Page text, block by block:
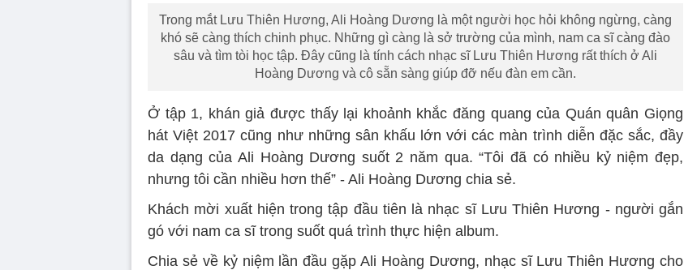
Trong mắt Lưu Thiên Hương, Ali Hoàng Dương là một người học hỏi không ngừng, càng
khó sẽ càng thích chinh phục. Những gì càng là sở trường của mình, nam ca sĩ càng đào
sâu và tìm tòi học tập. Đây cũng là tính cách nhạc sĩ Lưu Thiên Hương rất thích ở Ali
Hoàng Dương và cô sẵn sàng giúp đỡ nếu đàn em cần.
Ở tập 1, khán giả được thấy lại khoảnh khắc đăng quang của Quán quân Giọng
hát Việt 2017 cũng như những sân khấu lớn với các màn trình diễn đặc sắc, đầy
da dạng của Ali Hoàng Dương suốt 2 năm qua. “Tôi đã có nhiều kỷ niệm đẹp,
nhưng tôi cần nhiều hơn thế” - Ali Hoàng Dương chia sẻ.
Khách mời xuất hiện trong tập đầu tiên là nhạc sĩ Lưu Thiên Hương - người gắn
gó với nam ca sĩ trong suốt quá trình thực hiện album.
Chia sẻ về kỷ niệm lần đầu gặp Ali Hoàng Dương, nhạc sĩ Lưu Thiên Hương cho